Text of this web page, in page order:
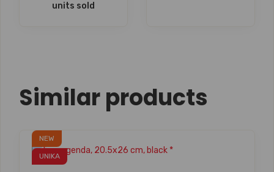
units sold
Similar products
NEW
UNIKA